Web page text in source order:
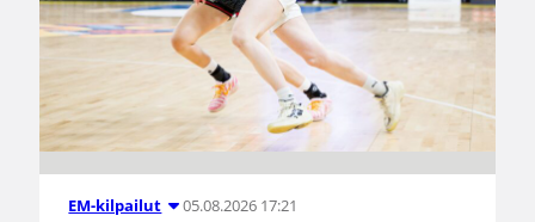
EM-kilpailut 05.08.2026 17:21